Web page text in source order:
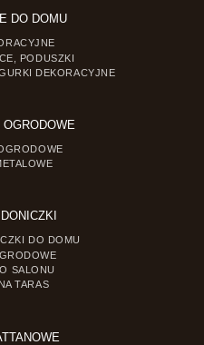
DO DOMU
PODUSZKI
DEKORACYJNE
DO DOMU
SALONU
TARAS